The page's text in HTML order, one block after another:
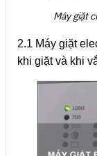
Máy giặt
2.1 Máy giặt
khi giặt và khi